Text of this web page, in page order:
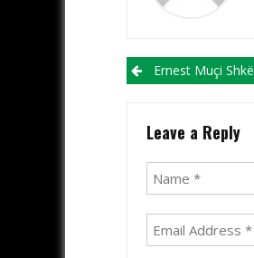
PostErnest Muçi Shkëlqen Me Dy
Leave a Reply